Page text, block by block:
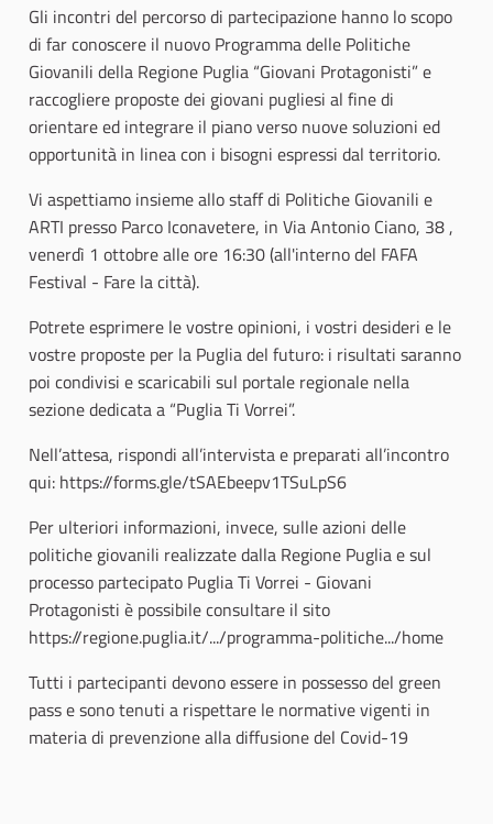
Gli incontri del percorso di partecipazione hanno lo scopo
di far conoscere il nuovo Programma delle Politiche
Giovanili della Regione Puglia “Giovani Protagonisti” e
raccogliere proposte dei giovani pugliesi al fine di
orientare ed integrare il piano verso nuove soluzioni ed
opportunità in linea con i bisogni espressi dal territorio.
Vi aspettiamo insieme allo staff di Politiche Giovanili e
ARTI presso Parco Iconavetere, in Via Antonio Ciano, 38 ,
venerdì 1 ottobre alle ore 16:30 (all'interno del FAFA
Festival - Fare la città).
Potrete esprimere le vostre opinioni, i vostri desideri e le
vostre proposte per la Puglia del futuro: i risultati saranno
poi condivisi e scaricabili sul portale regionale nella
sezione dedicata a “Puglia Ti Vorrei”.
Nell’attesa, rispondi all’intervista e preparati all’incontro
qui: https://forms.gle/tSAEbeepv1TSuLpS6
Per ulteriori informazioni, invece, sulle azioni delle
politiche giovanili realizzate dalla Regione Puglia e sul
processo partecipato Puglia Ti Vorrei - Giovani
Protagonisti è possibile consultare il sito
https://regione.puglia.it/.../programma-politiche.../home
Tutti i partecipanti devono essere in possesso del green
pass e sono tenuti a rispettare le normative vigenti in
materia di prevenzione alla diffusione del Covid-19